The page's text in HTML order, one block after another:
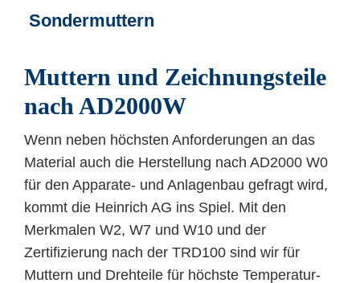
Sondermuttern
Muttern und Zeichnungsteile
nach AD2000W
Wenn neben höchsten Anforderungen an das
Material auch die Herstellung nach AD2000 W0
für den Apparate- und Anlagenbau gefragt wird,
kommt die Heinrich AG ins Spiel. Mit den
Merkmalen W2, W7 und W10 und der
Zertifizierung nach der TRD100 sind wir für
Muttern und Drehteile für höchste Temperatur-